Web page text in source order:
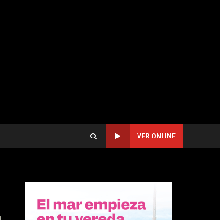
VER ONLINE